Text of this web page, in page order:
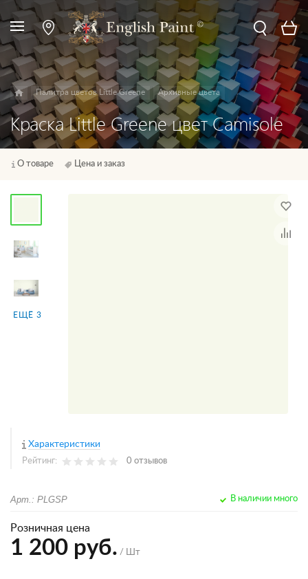
Палитра цветов Little Greene Архивные цвета
Краска Little Greene цвет Camisole
О товаре Цена и заказ
ЕЩЁ 3
Характеристики
Рейтинг: 0 отзывов
Арт.: PLGSP В наличии много
Розничная цена
1 200 руб. / Шт